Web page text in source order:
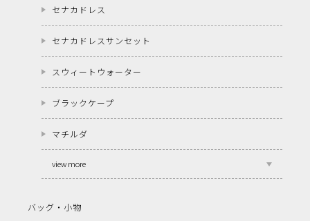
セナカドレス
セナカドレスサンセット
スウィートウォーター
ブラックケープ
マチルダ
view more
バッグ・小物